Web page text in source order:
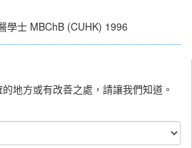
學士 MBChB (CUHK) 1996
地方或有改善之處，請讓我們知道。